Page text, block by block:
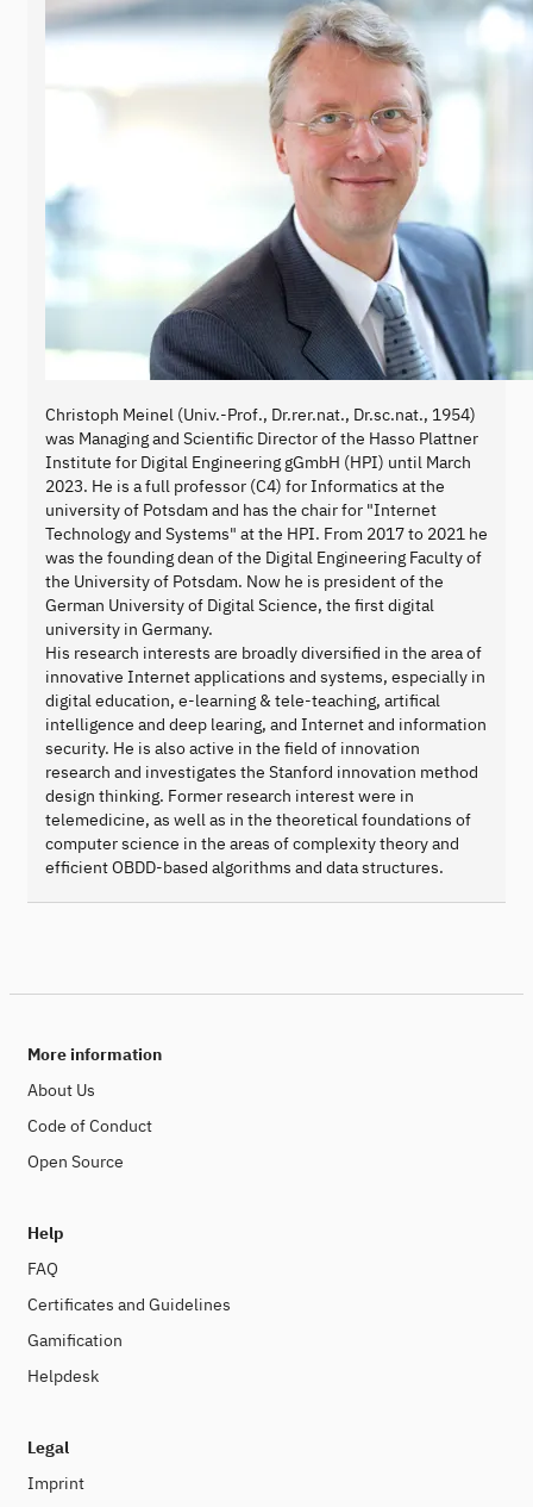
Christoph Meinel (Univ.-Prof., Dr.rer.nat., Dr.sc.nat., 1954)
was Managing and Scientific Director of the Hasso Plattner
Institute for Digital Engineering gGmbH (HPI) until March
2023. He is a full professor (C4) for Informatics at the
university of Potsdam and has the chair for "Internet
Technology and Systems" at the HPI. From 2017 to 2021 he
was the founding dean of the Digital Engineering Faculty of
the University of Potsdam. Now he is president of the
German University of Digital Science, the first digital
university in Germany.
His research interests are broadly diversified in the area of
innovative Internet applications and systems, especially in
digital education, e-learning & tele-teaching, artifical
intelligence and deep learing, and Internet and information
security. He is also active in the field of innovation
research and investigates the Stanford innovation method
design thinking. Former research interest were in
telemedicine, as well as in the theoretical foundations of
computer science in the areas of complexity theory and
efficient OBDD-based algorithms and data structures.
More information
About Us
Code of Conduct
Open Source
Help
FAQ
Certificates and Guidelines
Gamification
Helpdesk
Legal
Imprint